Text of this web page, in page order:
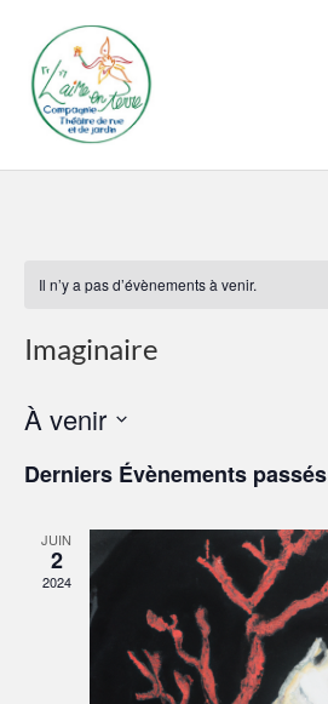
Il n’y a pas d’évènements à venir.
Imaginaire
À venir
une
Derniers Évènements passés
JUIN
2
2024